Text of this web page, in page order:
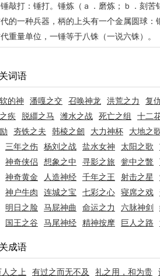
锤敲打：锤打。锤炼（ａ．磨炼；ｂ．刻
代的一种兵器，柄的上头有一个金属圆球：
代重量单位，一锤等于八铢（一说六铢）。
词语
的神 潘嘎之交 召唤神龙 洪荒之力 复
疾 脱繮之马 潍水之战 死亡之组 十二
夯铁之夫 韩棱之劒 大力神杯 大地之
三年之伤 杨刘之战 盐水女神 太阳之歌
神奇侠侣 想象之中 寻影之旅 瓮中之鼈
神奇黄金 人造神经 千年之王 射击之星
神户牛肉 连城之宝 七彩之心 寝席之戏
明日之脸 马屁神曲 命运之力 六脉神剑
国王之谷 马尾神经 精神按摩 巨人之路
成语
之上 有过之而无不及 礼之用，和为贵